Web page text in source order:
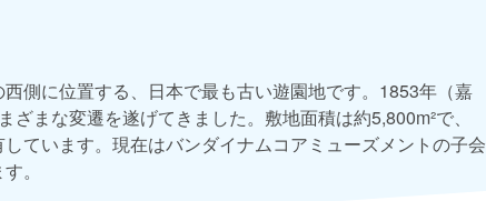
側に位置する、日本で最も古い遊園地です。1853年（嘉
まな変遷を遂げてきました。敷地面積は約5,800m²で、
ています。現在はバンダイナムコアミューズメントの子会
。